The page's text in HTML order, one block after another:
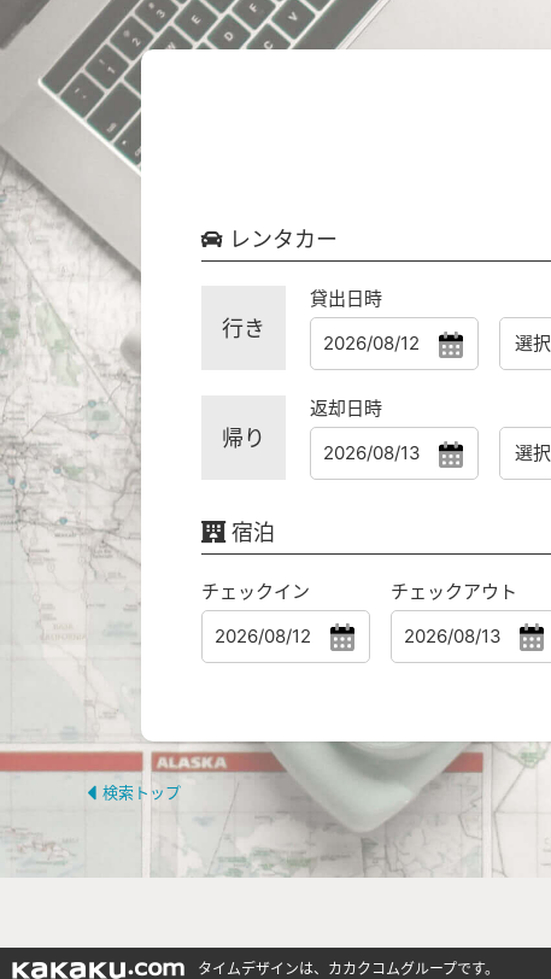
レンタカー
行き
貸出日時
帰り
返却日時
宿泊
チェックイン チェックアウト
検索トップ
タイムデザインは、カカクコムグループです。